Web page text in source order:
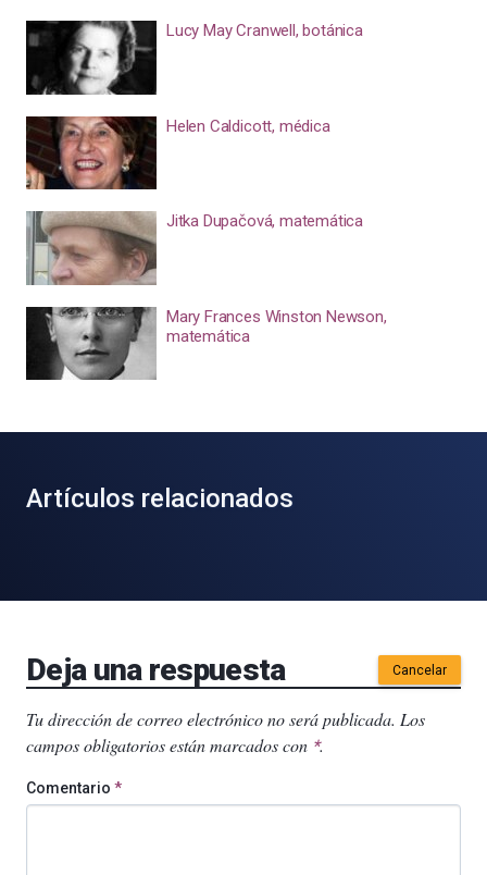
Lucy May Cranwell, botánica
Helen Caldicott, médica
Jitka Dupačová, matemática
Mary Frances Winston Newson,
matemática
Artículos relacionados
Deja una respuesta Cancelar
Tu dirección de correo electrónico no será publicada. Los
campos obligatorios están marcados con *.
Comentario *